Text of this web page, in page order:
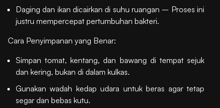
Daging dan ikan dicairkan di suhu ruangan – Proses ini
justru mempercepat pertumbuhan bakteri.
Cara Penyimpanan yang Benar:
Simpan tomat, kentang, dan bawang di tempat sejuk
dan kering, bukan di dalam kulkas.
Gunakan wadah kedap udara untuk beras agar tetap
segar dan bebas kutu.